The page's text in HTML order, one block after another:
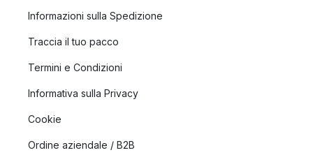
Informazioni sulla Spedizione
Traccia il tuo pacco
Termini e Condizioni
Informativa sulla Privacy
Cookie
Ordine aziendale / B2B